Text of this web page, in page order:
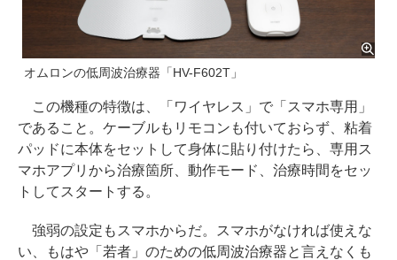
オムロンの低周波治療器「HV-F602T」
この機種の特徴は、「ワイヤレス」で「スマホ専用」
であること。ケーブルもリモコンも付いておらず、粘着
パッドに本体をセットして身体に貼り付けたら、専用ス
マホアプリから治療箇所、動作モード、治療時間をセッ
トしてスタートする。
強弱の設定もスマホからだ。スマホがなければ使えな
い、もはや「若者」のための低周波治療器と言えなくも